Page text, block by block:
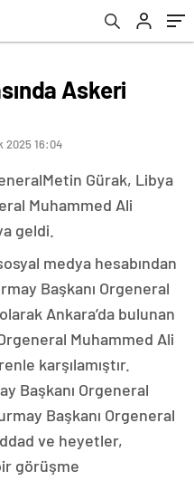
Askeri
2025 16:04
Gürak, Libya
Muhammed Ali
geldi.
medya hesabından
Başkanı Orgeneral
Ankara’da bulunan
Muhammed Ali
karşılamıştır.
Başkanı Orgeneral
Başkanı Orgeneral
ve heyetler,
görüşme